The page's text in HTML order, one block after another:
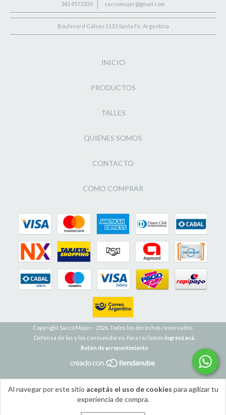
Al navegar por este sitio aceptás el uso de cookies para agilizar tu
experiencia de compra.
342 4572320 saccomujer@gmail.com
Boulevard Gálvez 1133 Santa Fe, Argentina
INICIO
PRODUCTOS
TALLES
QUIÉNES SOMOS
CONTACTO
CÓMO COMPRAR
Copyright Sacco Mujer - 2026. Todos los derechos reservados.
Defensa de las y los consumidores. Para reclamos ingresá acá.
Botón de arrepentimiento